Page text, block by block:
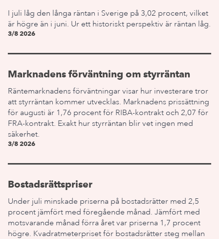
I juli låg den långa räntan i Sverige på 3,02 procent, vilket
är högre än i juni. Ur ett historiskt perspektiv är räntan låg.
3/8 2026
Marknadens förväntning om styrräntan
Räntemarknadens förväntningar visar hur investerare tror
att styrräntan kommer utvecklas. Marknadens prissättning
för augusti är 1,76 procent för RIBA-kontrakt och 2,07 för
FRA-kontrakt. Exakt hur styrräntan blir vet ingen med
säkerhet.
3/8 2026
Bostadsrättspriser
Under juli minskade priserna på bostadsrätter med 2,5
procent jämfört med föregående månad. Jämfört med
motsvarande månad förra året var priserna 1,7 procent
högre. Kvadratmeterpriset för bostadsrätter steg mellan